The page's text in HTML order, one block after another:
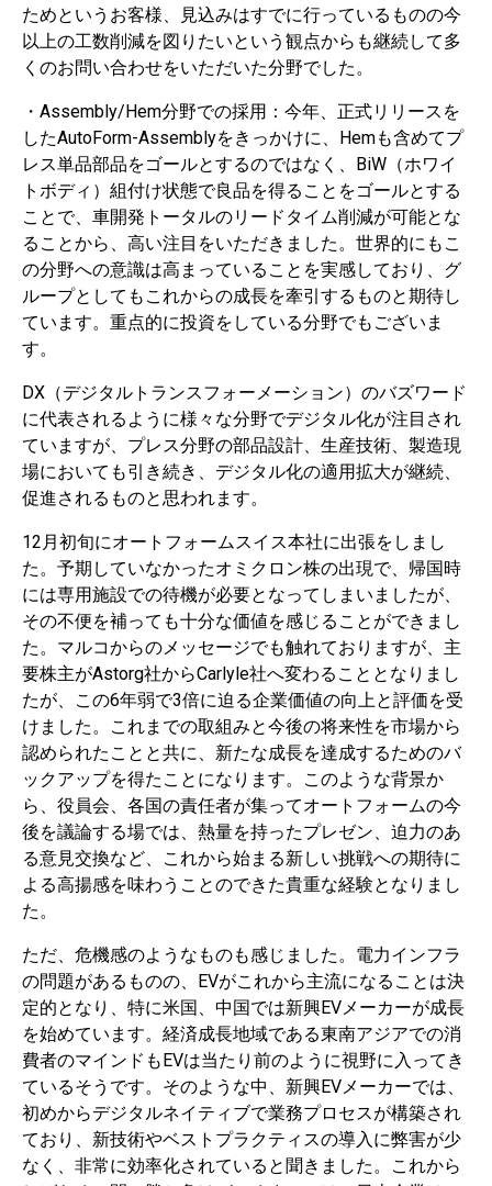
ためというお客様、見込みはすでに行っているものの今
以上の工数削減を図りたいという観点からも継続して多
くのお問い合わせをいただいた分野でした。
・Assembly/Hem分野での採用：今年、正式リリースを
したAutoForm-Assemblyをきっかけに、Hemも含めてプ
レス単品部品をゴールとするのではなく、BiW（ホワイ
トボディ）組付け状態で良品を得ることをゴールとする
ことで、車開発トータルのリードタイム削減が可能とな
ることから、高い注目をいただきました。世界的にもこ
の分野への意識は高まっていることを実感しており、グ
ループとしてもこれからの成長を牽引するものと期待し
ています。重点的に投資をしている分野でもございま
す。
DX（デジタルトランスフォーメーション）のバズワード
に代表されるように様々な分野でデジタル化が注目され
ていますが、プレス分野の部品設計、生産技術、製造現
場においても引き続き、デジタル化の適用拡大が継続、
促進されるものと思われます。
12月初旬にオートフォームスイス本社に出張をしまし
た。予期していなかったオミクロン株の出現で、帰国時
には専用施設での待機が必要となってしまいましたが、
その不便を補っても十分な価値を感じることができまし
た。マルコからのメッセージでも触れておりますが、主
要株主がAstorg社からCarlyle社へ変わることとなりまし
たが、この6年弱で3倍に迫る企業価値の向上と評価を受
けました。これまでの取組みと今後の将来性を市場から
認められたことと共に、新たな成長を達成するためのバ
ックアップを得たことになります。このような背景か
ら、役員会、各国の責任者が集ってオートフォームの今
後を議論する場では、熱量を持ったプレゼン、迫力のあ
る意見交換など、これから始まる新しい挑戦への期待に
よる高揚感を味わうことのできた貴重な経験となりまし
た。
ただ、危機感のようなものも感じました。電力インフラ
の問題があるものの、EVがこれから主流になることは決
定的となり、特に米国、中国では新興EVメーカーが成長
を始めています。経済成長地域である東南アジアでの消
費者のマインドもEVは当たり前のように視野に入ってき
ているそうです。そのような中、新興EVメーカーでは、
初めからデジタルネイティブで業務プロセスが構築され
ており、新技術やベストプラクティスの導入に弊害が少
なく、非常に効率化されていると聞きました。これから